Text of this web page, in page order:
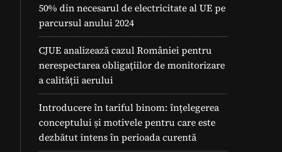
50% din necesarul de electricitate al UE pe
parcursul anului 2024
CJUE analizează cazul României pentru
nerespectarea obligațiilor de monitorizare
a calității aerului
Introducere în tariful binom: înțelegerea
conceptului și motivele pentru care este
dezbătut intens în perioada curentă